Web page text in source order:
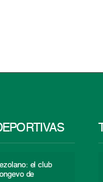
el club
de